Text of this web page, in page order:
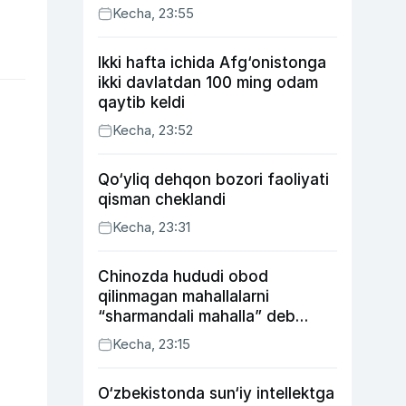
Kecha, 23:55
Ikki hafta ichida Afg‘onistonga
ikki davlatdan 100 ming odam
qaytib keldi
Kecha, 23:52
Qo‘yliq dehqon bozori faoliyati
qisman cheklandi
Kecha, 23:31
Chinozda hududi obod
qilinmagan mahallalarni
“sharmandali mahalla” deb
belgilash boshlandi
Kecha, 23:15
O‘zbekistonda sun‘iy intellektga